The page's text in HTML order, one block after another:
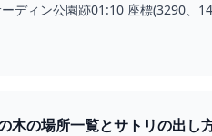
ディン公園跡01:10 座標(3290、